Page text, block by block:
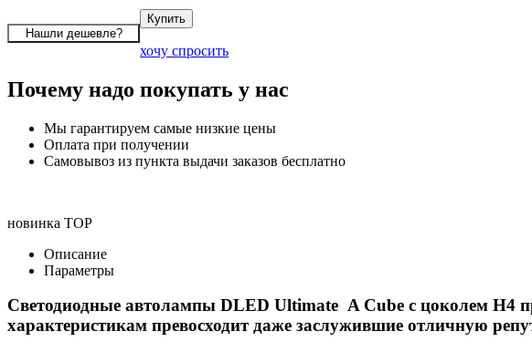
хочу спросить
Почему надо покупать у нас
Мы гарантируем самые низкие цены
Оплата при получении
Самовывоз из пункта выдачи заказов бесплатно
новинка TOP
Описание
Параметры
Светодиодные автолампы DLED Ultimate A Cube с цоколем H4
характеристикам превосходит даже заслужившие отличную